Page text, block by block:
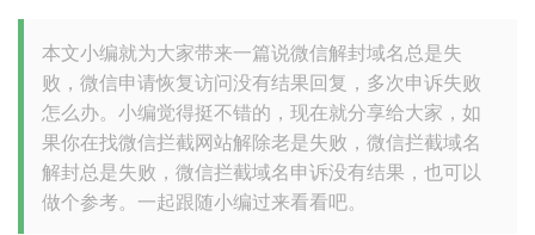
本文小编就为大家带来一篇说微信解封域名总是失
败，微信申请恢复访问没有结果回复，多次申诉失败
怎么办。小编觉得挺不错的，现在就分享给大家，如
果你在找微信拦截网站解除老是失败，微信拦截域名
解封总是失败，微信拦截域名申诉没有结果，也可以
做个参考。一起跟随小编过来看看吧。